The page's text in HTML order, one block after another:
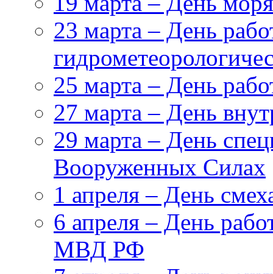
23 марта – День
25 марта – День
27 марта – День
29 марта – День
Вооруженных Силах
1 апреля – День
6 апреля – День
МВД РФ